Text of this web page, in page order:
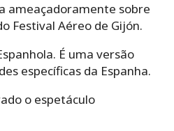
ameaçadoramente sobre
Festival Aéreo de Gijón.
É uma versão
específicas da Espanha.
o espetáculo